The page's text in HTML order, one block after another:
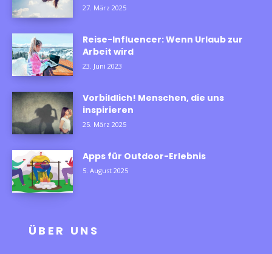
27. März 2025
Reise-Influencer: Wenn Urlaub zur
Arbeit wird
23. Juni 2023
Vorbildlich! Menschen, die uns
inspirieren
25. März 2025
Apps für Outdoor-Erlebnis
5. August 2025
ÜBER UNS